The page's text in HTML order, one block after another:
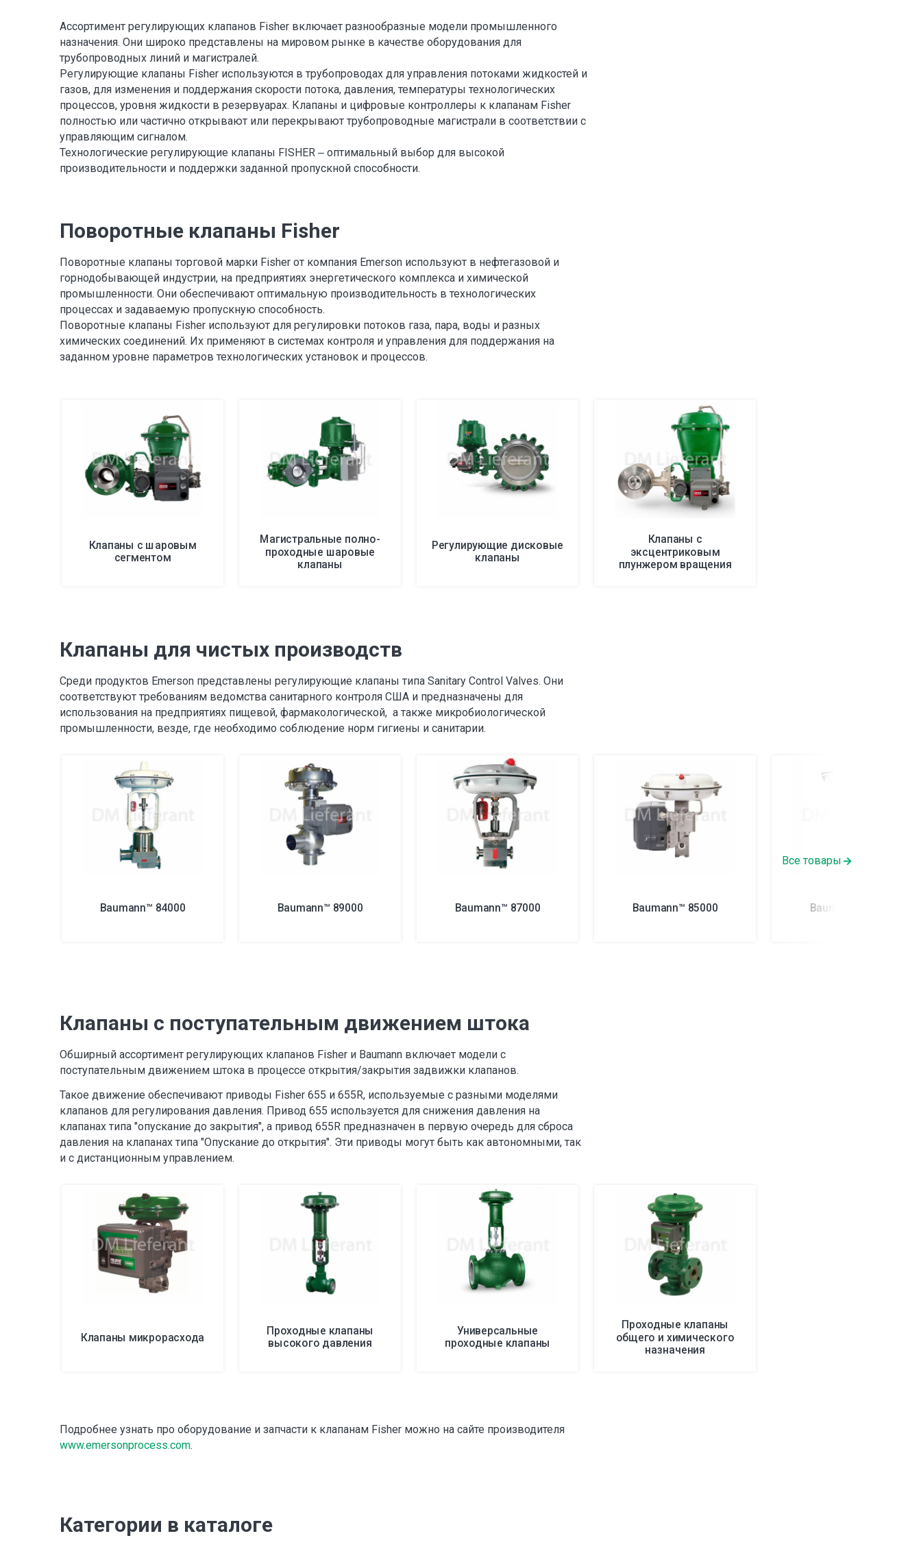
Ассортимент регулирующих клапанов Fisher включает разнообразные модели промышленного
назначения. Они широко представлены на мировом рынке в качестве оборудования для
трубопроводных линий и магистралей.
Регулирующие клапаны Fisher используются в трубопроводах для управления потоками жидкостей и
газов, для изменения и поддержания скорости потока, давления, температуры технологических
процессов, уровня жидкости в резервуарах. Клапаны и цифровые контроллеры к клапанам Fisher
полностью или частично открывают или перекрывают трубопроводные магистрали в соответствии с
управляющим сигналом.
Технологические регулирующие клапаны FISHER ‒ оптимальный выбор для высокой
производительности и поддержки заданной пропускной способности.
Поворотные клапаны Fisher
Поворотные клапаны торговой марки Fisher от компания Emerson используют в нефтегазовой и
горнодобывающей индустрии, на предприятиях энергетического комплекса и химической
промышленности. Они обеспечивают оптимальную производительность в технологических
процессах и задаваемую пропускную способность.
Поворотные клапаны Fisher используют для регулировки потоков газа, пара, воды и разных
химических соединений. Их применяют в системах контроля и управления для поддержания на
заданном уровне параметров технологических установок и процессов.
Клапаны с шаровым
сегментом
Магистральные полно-
проходные шаровые
клапаны
Регулирующие дисковые
клапаны
Клапаны с
эксцентриковым
плунжером вращения
Клапаны для чистых производств
Среди продуктов Emerson представлены регулирующие клапаны типа Sanitary Control Valves. Они
соответствуют требованиям ведомства санитарного контроля США и предназначены для
использования на предприятиях пищевой, фармакологической, а также микробиологической
промышленности, везде, где необходимо соблюдение норм гигиены и санитарии.
Baumann™ 84000 Baumann™ 89000 Baumann™ 87000 Baumann™ 85000 Baumann™ 83000
Все товары
Клапаны с поступательным движением штока
Обширный ассортимент регулирующих клапанов Fisher и Baumann включает модели с
поступательным движением штока в процессе открытия/закрытия задвижки клапанов.
Такое движение обеспечивают приводы Fisher 655 и 655R, используемые с разными моделями
клапанов для регулирования давления. Привод 655 используется для снижения давления на
клапанах типа "опускание до закрытия", а привод 655R предназначен в первую очередь для сброса
давления на клапанах типа "Опускание до открытия". Эти приводы могут быть как автономными, так
и с дистанционным управлением.
Клапаны микрорасхода Проходные клапаны
высокого давления
Универсальные
проходные клапаны
Проходные клапаны
общего и химического
назначения
Подробнее узнать про оборудование и запчасти к клапанам Fisher можно на сайте производителя
www.emersonprocess.com.
Категории в каталоге